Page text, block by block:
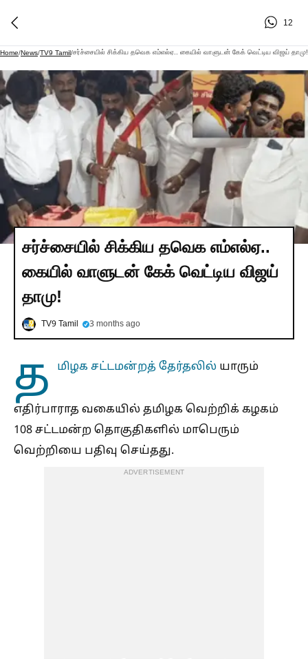
12
Home/News/TV9 Tamil/சர்ச்சையில் சிக்கிய தவெக எம்எல்ஏ.. கையில் வாளுடன் கேக் வெட்டிய விஜய் தாமு!
சர்ச்சையில் சிக்கிய தவெக எம்எல்ஏ..
கையில் வாளுடன் கேக் வெட்டிய விஜய்
தாமு!
TV9 Tamil 3 months ago
த மிழக சட்டமன்றத் தேர்தலில் யாரும்
எதிர்பாராத வகையில் தமிழக வெற்றிக் கழகம்
108 சட்டமன்ற தொகுதிகளில் மாபெரும்
வெற்றியை பதிவு செய்தது.
ADVERTISEMENT